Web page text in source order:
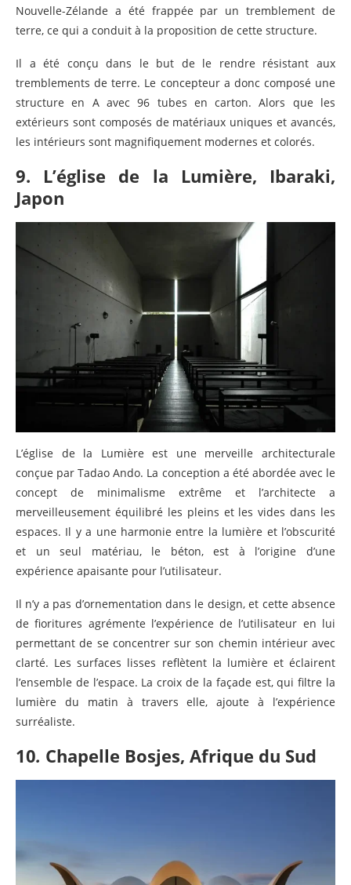
Nouvelle-Zélande a été frappée par un tremblement de
terre, ce qui a conduit à la proposition de cette structure.
Il a été conçu dans le but de le rendre résistant aux
tremblements de terre. Le concepteur a donc composé une
structure en A avec 96 tubes en carton. Alors que les
extérieurs sont composés de matériaux uniques et avancés,
les intérieurs sont magnifiquement modernes et colorés.
9. L’église de la Lumière, Ibaraki,
Japon
L’église de la Lumière est une merveille architecturale
conçue par Tadao Ando. La conception a été abordée avec le
concept de minimalisme extrême et l’architecte a
merveilleusement équilibré les pleins et les vides dans les
espaces. Il y a une harmonie entre la lumière et l’obscurité
et un seul matériau, le béton, est à l’origine d’une
expérience apaisante pour l’utilisateur.
Il n’y a pas d’ornementation dans le design, et cette absence
de fioritures agrémente l’expérience de l’utilisateur en lui
permettant de se concentrer sur son chemin intérieur avec
clarté. Les surfaces lisses reflètent la lumière et éclairent
l’ensemble de l’espace. La croix de la façade est, qui filtre la
lumière du matin à travers elle, ajoute à l’expérience
surréaliste.
10. Chapelle Bosjes, Afrique du Sud